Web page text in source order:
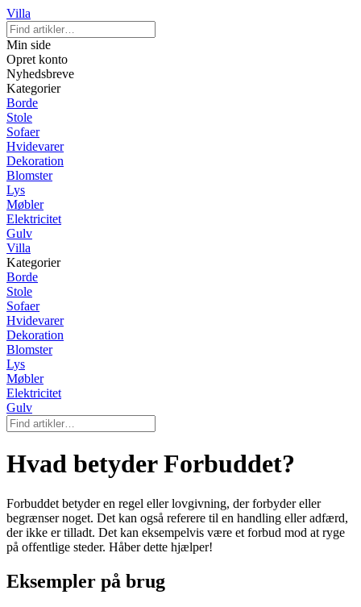
Villa
Min side
Opret konto
Nyhedsbreve
Kategorier
Borde
Stole
Sofaer
Hvidevarer
Dekoration
Blomster
Lys
Møbler
Elektricitet
Gulv
Villa
Kategorier
Borde
Stole
Sofaer
Hvidevarer
Dekoration
Blomster
Lys
Møbler
Elektricitet
Gulv
Hvad betyder Forbuddet?
Forbuddet betyder en regel eller lovgivning, der forbyder eller
begrænser noget. Det kan også referere til en handling eller adfærd,
der ikke er tilladt. Det kan eksempelvis være et forbud mod at ryge
på offentlige steder. Håber dette hjælper!
Eksempler på brug